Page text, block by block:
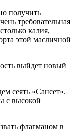
получить
требовательная
калия,
этой масличной
выйдет новый
сеять «Сансет».
с высокой
флагманом в